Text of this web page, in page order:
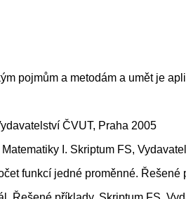
pojmům a metodám a umět je
ČVUT, Praha 2005
I. Skriptum FS,
funkcí jedné proměnné.